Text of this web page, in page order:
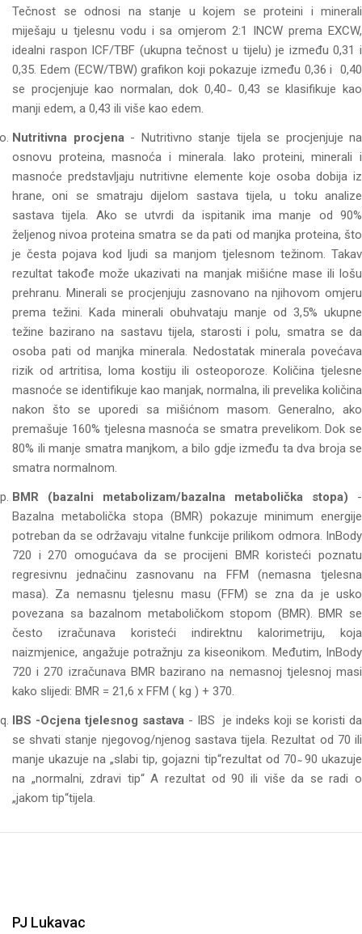
Tečnost se odnosi na stanje u kojem se proteini i minerali
miješaju u tjelesnu vodu i sa omjerom 2:1 INCW prema EXCW,
idealni raspon ICF/TBF (ukupna tečnost u tijelu) je između 0,31 i
0,35. Edem (ECW/TBW) grafikon koji pokazuje između 0,36 i 0,40
se procjenjuje kao normalan, dok 0,40 ̴ 0,43 se klasifikuje kao
manji edem, a 0,43 ili više kao edem.
Nutritivna procjena- Nutritivno stanje tijela se procjenjuje na
osnovu proteina, masnoća i minerala. Iako proteini, minerali i
masnoće predstavljaju nutritivne elemente koje osoba dobija iz
hrane, oni se smatraju dijelom sastava tijela, u toku analize
sastava tijela. Ako se utvrdi da ispitanik ima manje od 90%
željenog nivoa proteina smatra se da pati od manjka proteina, što
je česta pojava kod ljudi sa manjom tjelesnom težinom. Takav
rezultat takođe može ukazivati na manjak mišićne mase ili lošu
prehranu. Minerali se procjenjuju zasnovano na njihovom omjeru
prema težini. Kada minerali obuhvataju manje od 3,5% ukupne
težine bazirano na sastavu tijela, starosti i polu, smatra se da
osoba pati od manjka minerala. Nedostatak minerala povećava
rizik od artritisa, loma kostiju ili osteoporoze. Količina tjelesne
masnoće se identifikuje kao manjak, normalna, ili prevelika količina
nakon što se uporedi sa mišićnom masom. Generalno, ako
premašuje 160% tjelesna masnoća se smatra prevelikom. Dok se
80% ili manje smatra manjkom, a bilo gdje između ta dva broja se
smatra normalnom.
BMR (bazalni metabolizam/bazalna metabolička stopa) -
Bazalna metabolička stopa (BMR) pokazuje minimum energije
potreban da se održavaju vitalne funkcije prilikom odmora. InBody
720 i 270 omogućava da se procijeni BMR koristeći poznatu
regresivnu jednačinu zasnovanu na FFM (nemasna tjelesna
masa). Za nemasnu tjelesnu masu (FFM) se zna da je usko
povezana sa bazalnom metaboličkom stopom (BMR). BMR se
često izračunava koristeći indirektnu kalorimetriju, koja
naizmjenice, angažuje potražnju za kiseonikom. Međutim, InBody
720 i 270 izračunava BMR bazirano na nemasnoj tjelesnoj masi
kako slijedi: BMR = 21,6 x FFM ( kg ) + 370.
IBS -Ocjena tjelesnog sastava - IBS je indeks koji se koristi da
se shvati stanje njegovog/njenog sastava tijela. Rezultat od 70 ili
manje ukazuje na „slabi tip, gojazni tip“rezultat od 70 ̴ 90 ukazuje
na „normalni, zdravi tip“ A rezultat od 90 ili više da se radi o
„jakom tip“tijela.
PJ Lukavac